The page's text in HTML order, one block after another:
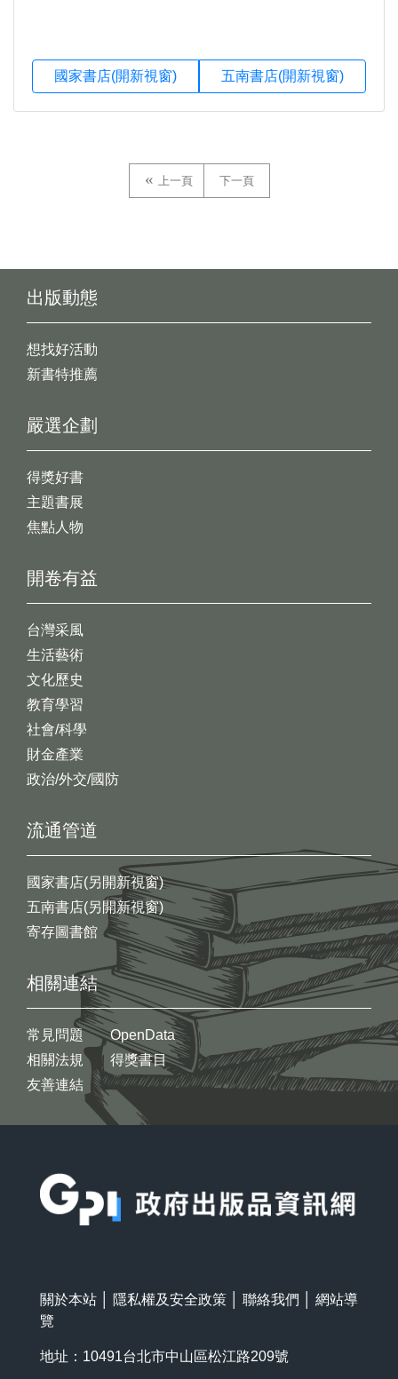
國家書店(開新視窗) 五南書店(開新視窗)
上一頁 下一頁
出版動態
想找好活動
新書特推薦
開卷有益
台灣采風
生活藝術
文化歷史
教育學習
社會/科學
財金產業
政治/外交/國防
嚴選企劃
得獎好書
主題書展
焦點人物
流通管道
國家書店(另開新視窗)
五南書店(另開新視窗)
寄存圖書館
相關連結
常見問題
相關法規
友善連結
OpenData
得獎書目
關於本站 隱私權及安全政策 聯絡我們
網站導
覽
地址：10491台北市中山區松江路209號